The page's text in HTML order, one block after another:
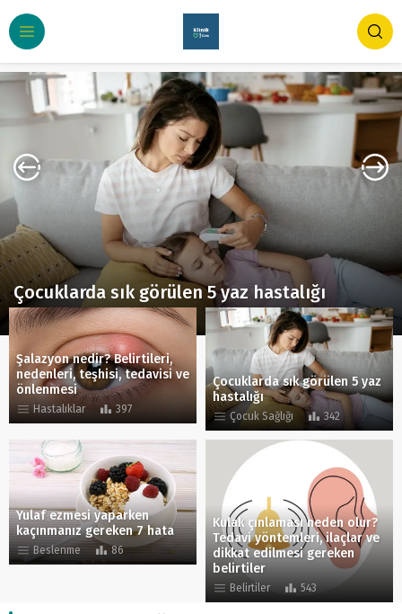
Çocuklarda sık görülen 5 yaz hastalığı
Çocuk Sağlığı 342
Şalazyon nedir? Belirtileri,
nedenleri, teşhisi, tedavisi ve
önlenmesi
Hastalıklar 397
Çocuklarda sık görülen 5 yaz
hastalığı
Çocuk Sağlığı 342
Yulaf ezmesi yaparken
kaçınmanız gereken 7 hata
Beslenme 86
Kulak çınlaması neden olur?
Tedavi yöntemleri, ilaçlar ve
dikkat edilmesi gereken
belirtiler
Belirtiler 543